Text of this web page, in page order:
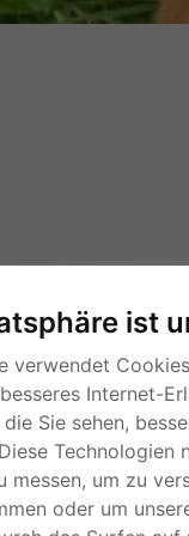
ist
verwendet
Internet-
Sie sehen,
Technologien
messen, um zu
oder um